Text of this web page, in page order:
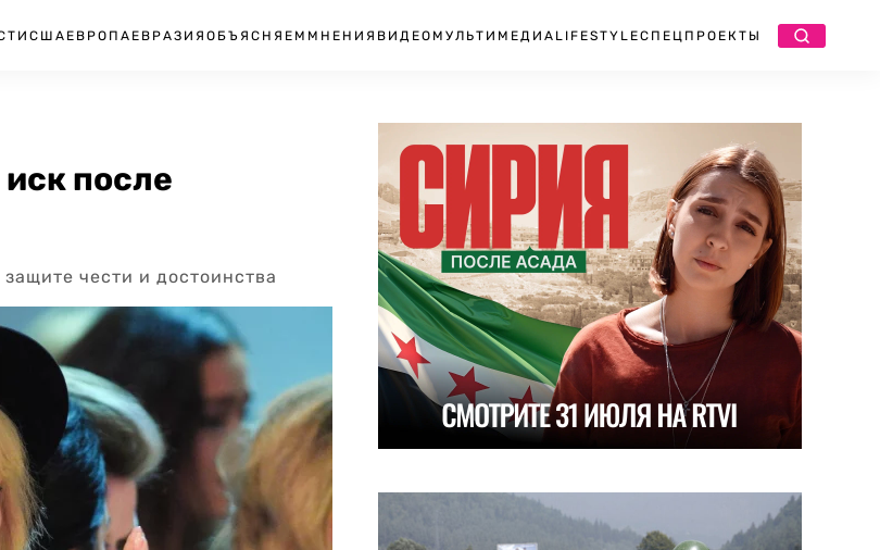
США ЕВРОПА ЕВРАЗИЯ ОБЪЯСНЯЕМ МНЕНИЯ ВИДЕО МУЛЬТИМЕДИА LIFESTYLEСПЕЦПРОЕКТЫ
после
чести и достоинства